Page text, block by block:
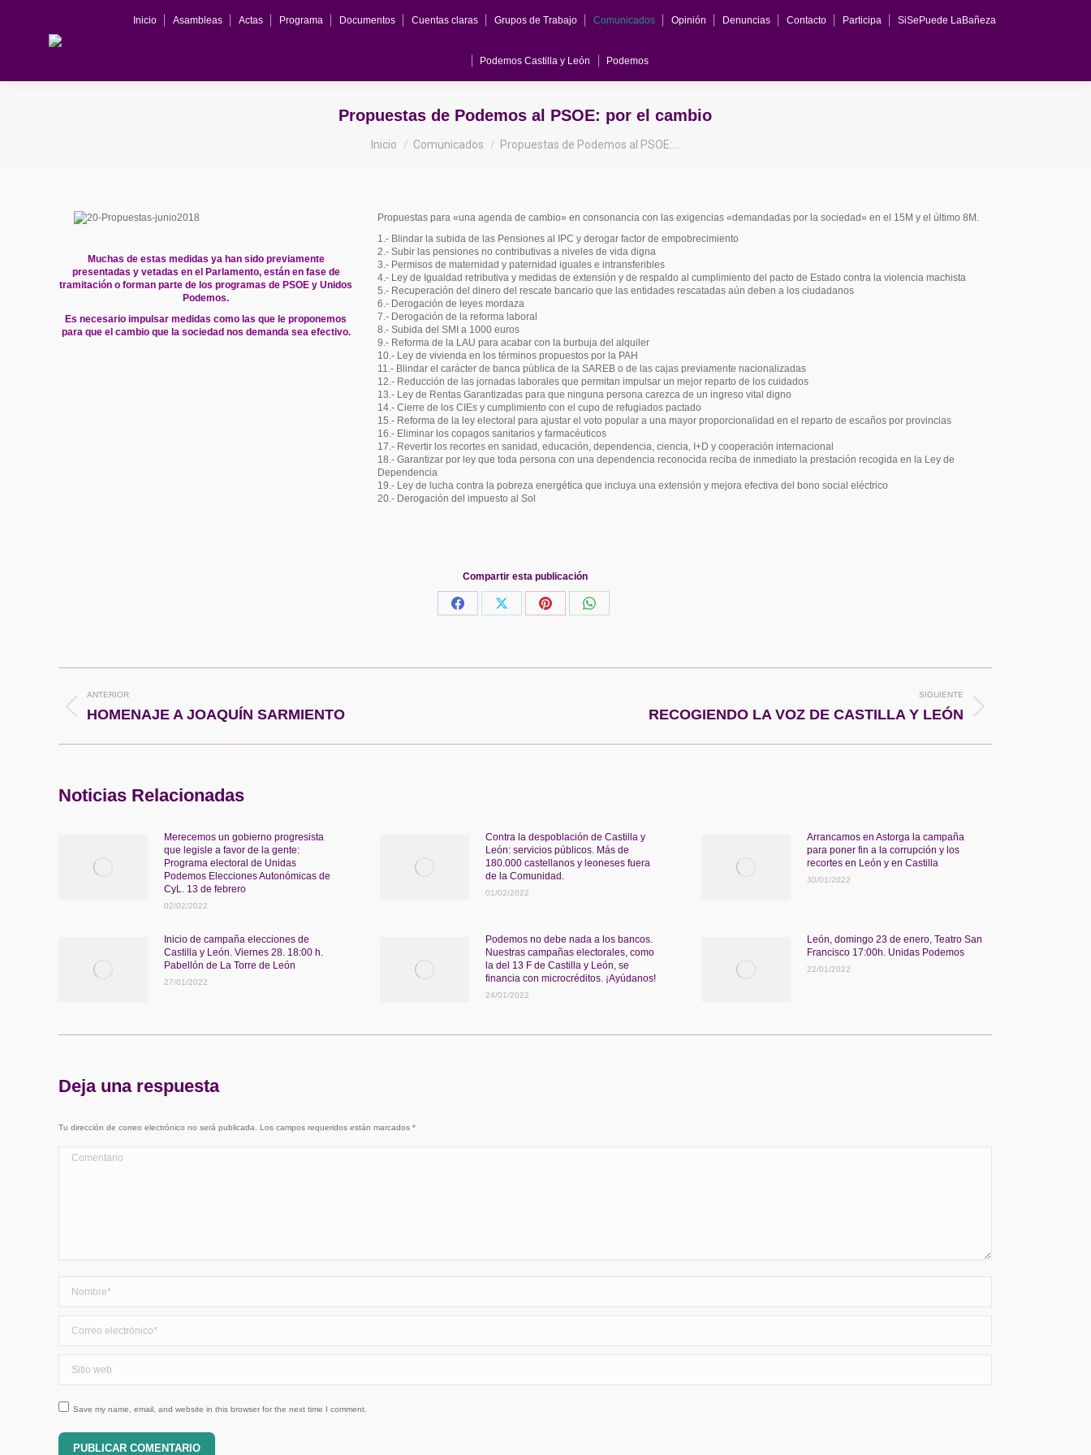
Inicio Asambleas Actas Programa Documentos Cuentas claras Grupos de Trabajo Comunicados Opinión Denuncias Contacto Participa SiSePuede LaBañeza
Podemos Castilla y León Podemos
Propuestas de Podemos al PSOE: por el cambio
Inicio Comunicados Propuestas de Podemos al PSOE:…
Muchas de estas medidas ya han sido previamente
presentadas y vetadas en el Parlamento, están en fase de
tramitación o forman parte de los programas de PSOE y Unidos
Podemos.
Es necesario impulsar medidas como las que le proponemos
para que el cambio que la sociedad nos demanda sea efectivo.
Propuestas para «una agenda de cambio» en consonancia con las exigencias «demandadas por la sociedad» en el 15M y el último 8M.
1.- Blindar la subida de las Pensiones al IPC y derogar factor de empobrecimiento
2.- Subir las pensiones no contributivas a niveles de vida digna
3.- Permisos de maternidad y paternidad iguales e intransferibles
4.- Ley de Igualdad retributiva y medidas de extensión y de respaldo al cumplimiento del pacto de Estado contra la violencia machista
5.- Recuperación del dinero del rescate bancario que las entidades rescatadas aún deben a los ciudadanos
6.- Derogación de leyes mordaza
7.- Derogación de la reforma laboral
8.- Subida del SMI a 1000 euros
9.- Reforma de la LAU para acabar con la burbuja del alquiler
10.- Ley de vivienda en los términos propuestos por la PAH
11.- Blindar el carácter de banca pública de la SAREB o de las cajas previamente nacionalizadas
12.- Reducción de las jornadas laborales que permitan impulsar un mejor reparto de los cuidados
13.- Ley de Rentas Garantizadas para que ninguna persona carezca de un ingreso vital digno
14.- Cierre de los CIEs y cumplimiento con el cupo de refugiados pactado
15.- Reforma de la ley electoral para ajustar el voto popular a una mayor proporcionalidad en el reparto de escaños por provincias
16.- Eliminar los copagos sanitarios y farmacéuticos
17.- Revertir los recortes en sanidad, educación, dependencia, ciencia, I+D y cooperación internacional
18.- Garantizar por ley que toda persona con una dependencia reconocida reciba de inmediato la prestación recogida en la Ley de
Dependencia
19.- Ley de lucha contra la pobreza energética que incluya una extensión y mejora efectiva del bono social eléctrico
20.- Derogación del impuesto al Sol
Compartir esta publicación
Share
Share
Share
Share
entre
publicaciones
ANTERIOR
Publicación
HOMENAJE A JOAQUÍN SARMIENTO
SIGUIENTE
RECOGIENDO LA VOZ DE CASTILLA Y LEÓN
Noticias Relacionadas
Merecemos un gobierno progresista
que legisle a favor de la gente:
Programa electoral de Unidas
Podemos Elecciones Autonómicas de
CyL. 13 de febrero
02/02/2022
Contra la despoblación de Castilla y
León: servicios públicos. Más de
180.000 castellanos y leoneses fuera
de la Comunidad.
01/02/2022
Arrancamos en Astorga la campaña
para poner fin a la corrupción y los
recortes en León y en Castilla
30/01/2022
Inicio de campaña elecciones de
Castilla y León. Viernes 28. 18:00 h.
Pabellón de La Torre de León
27/01/2022
Podemos no debe nada a los bancos.
Nuestras campañas electorales, como
la del 13 F de Castilla y León, se
financia con microcréditos. ¡Ayúdanos!
24/01/2022
León, domingo 23 de enero, Teatro San
Francisco 17:00h. Unidas Podemos
22/01/2022
Deja una respuesta
Tu dirección de correo electrónico no será publicada. Los campos requeridos están marcados *
Comentario
Save my name, email, and website in this browser for the next time I comment.
PUBLICAR COMENTARIO